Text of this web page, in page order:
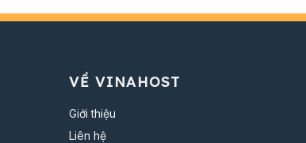
VỀ VINAHOST
Giới thiệu
Liên hệ